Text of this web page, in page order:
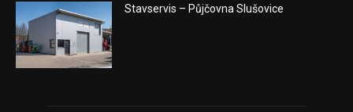
Stavservis – Půjčovna Slušovice